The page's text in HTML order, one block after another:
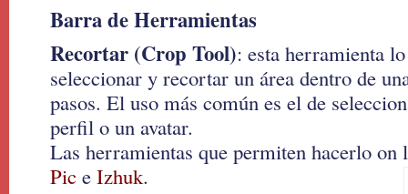
Barra de Herramientas
Recortar (Crop Tool): esta herramienta
seleccionar y recortar un área dentro de
pasos. El uso más común es el de
perfil o un avatar.
Las herramientas que permiten hacerlo
Pic e Izhuk.